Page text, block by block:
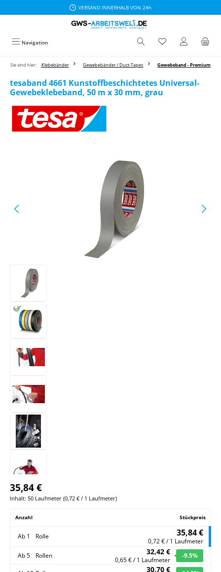
VERSAND INNERHALB VON 24h
Navigation
Sie sind hier: Klebebänder Gewebebänder / Duct-Tapes Gewebeband - Premium
tesaband 4661 Kunstoffbeschichtetes Universal-
Gewebeklebeband, 50 m x 30 mm, grau
35,84 €
Inhalt: 50 Laufmeter (0,72 € / 1 Laufmeter)
Anzahl Stückpreis
Ab 1 Rolle 35,84 €
0,72 € / 1 Laufmeter
Ab5 Rollen 32,42 €
0,65 € / 1 Laufmeter
-9.5%
30,70 €